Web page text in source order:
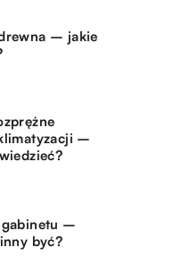
– jakie
–
gabinetu –
być?